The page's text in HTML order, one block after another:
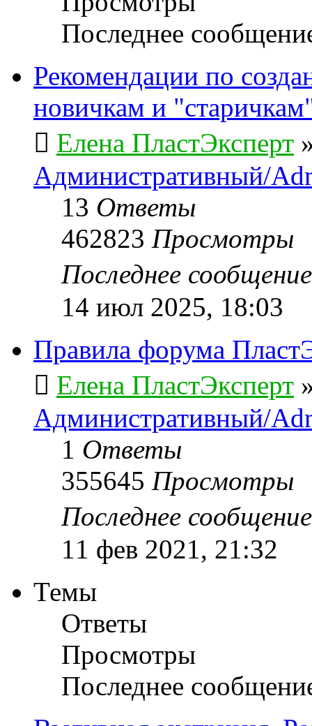
Последнее
Рекомендации по
новичкам и
Елена ПластЭксперт
Административный/
13 Ответы
462823 Просмотры
Последнее
14 июл 2025, 18:03
Правила форума
Елена ПластЭксперт
Административный/
1 Ответы
355645 Просмотры
Последнее
11 фев 2021, 21:32
Темы
Ответы
Просмотры
Последнее